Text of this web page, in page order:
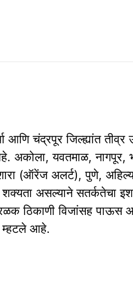
आणि चंद्रपूर जिल्ह्यांत
अकोला, यवतमाळ, नागपूर,
(ऑरेंज अलर्ट), पुणे,
शक्यता असल्याने सतर्कतेचा
ठिकाणी विजांसह पाऊस
म्हटले आहे.